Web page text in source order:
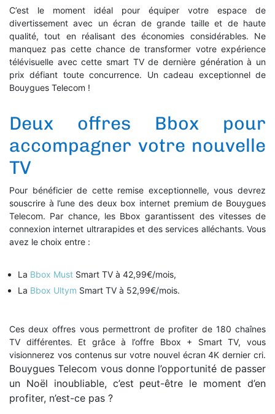
C’est le moment idéal pour équiper votre espace de
divertissement avec un écran de grande taille et de haute
qualité, tout en réalisant des économies considérables. Ne
manquez pas cette chance de transformer votre expérience
télévisuelle avec cette smart TV de dernière génération à un
prix défiant toute concurrence. Un cadeau exceptionnel de
Bouygues Telecom !
Deux offres Bbox pour
accompagner votre nouvelle
TV
Pour bénéficier de cette remise exceptionnelle, vous devrez
souscrire à l’une des deux box internet premium de Bouygues
Telecom. Par chance, les Bbox garantissent des vitesses de
connexion internet ultrarapides et des services alléchants. Vous
avez le choix entre :
La Bbox Must Smart TV à 42,99€/mois,
La Bbox Ultym Smart TV à 52,99€/mois.
Ces deux offres vous permettront de profiter de 180 chaînes
TV différentes. Et grâce à l’offre Bbox + Smart TV, vous
visionnerez vos contenus sur votre nouvel écran 4K dernier cri.
Bouygues Telecom vous donne l’opportunité de passer
un Noël inoubliable, c’est peut-être le moment d’en
profiter, n’est-ce pas ?